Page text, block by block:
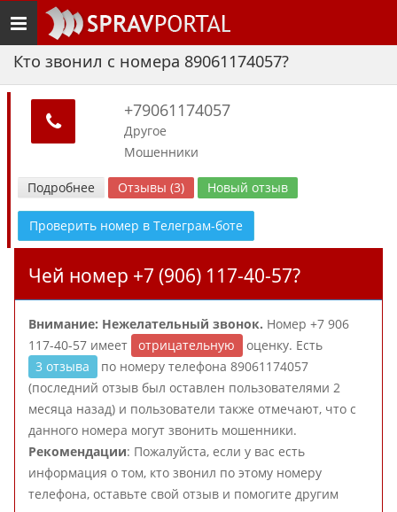
Toggle
navigation
Кто звонил с номера 89061174057?
+79061174057
Другое
Мошенники
Подробнее Отзывы (3) Новый отзыв
Проверить номер в Телеграм-боте
Чей номер +7 (906) 117-40-57?
Внимание: Нежелательный звонок. Номер +7 906
117-40-57 имеет
отрицательную
оценку. Есть
3 отзыва
по номеру телефона 89061174057
(последний отзыв был оставлен пользователями 2
месяца назад) и пользователи также отмечают, что с
данного номера могут звонить мошенники.
Рекомендации: Пожалуйста, если у вас есть
информация о том, кто звонил по этому номеру
телефона, оставьте свой отзыв и помогите другим